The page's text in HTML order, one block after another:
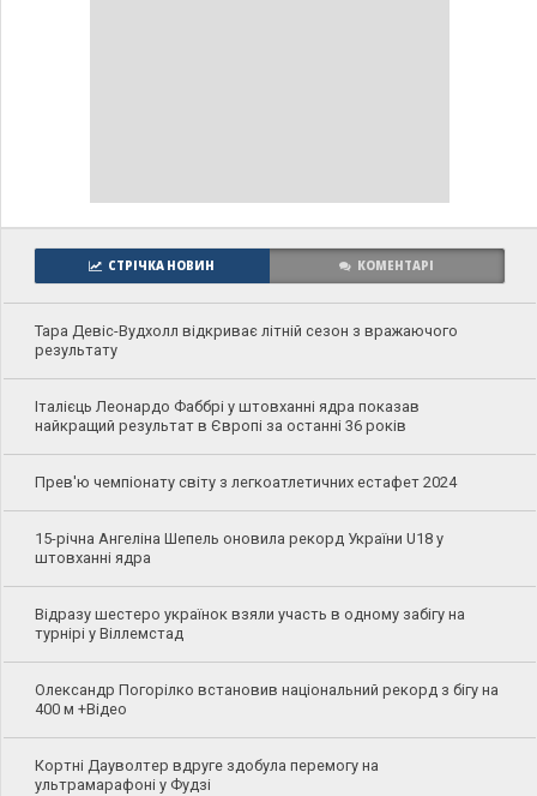
СТРІЧКА НОВИН КОМЕНТАРІ
Тара Девіс-Вудхолл відкриває літній сезон з вражаючого
результату
Італієць Леонардо Фаббрі у штовханні ядра показав
найкращий результат в Європі за останні 36 років
Прев'ю чемпіонату світу з легкоатлетичних естафет 2024
15-річна Ангеліна Шепель оновила рекорд України U18 у
штовханні ядра
Відразу шестеро українок взяли участь в одному забігу на
турнірі у Віллемстад
Олександр Погорілко встановив національний рекорд з бігу на
400 м +Відео
Кортні Дауволтер вдруге здобула перемогу на
ультрамарафоні у Фудзі